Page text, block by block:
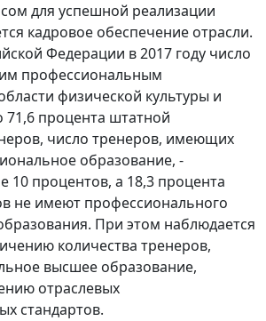
для успешной реализации
кадровое обеспечение отрасли.
Федерации в 2017 году число
профессиональным
физической культуры и
71,6 процента штатной
число тренеров, имеющих
образование, -
10 процентов, а 18,3 процента
не имеют профессионального
При этом наблюдается
количества тренеров,
высшее образование,
отраслевых
стандартов.